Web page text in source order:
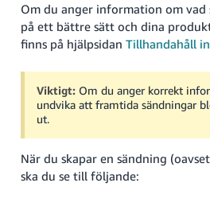
Om du anger information om
på ett bättre sätt och dina
finns på hjälpsidan Tillhandahåll
Viktigt: Om du anger korrekt
undvika att framtida sändningar
ut.
När du skapar en sändning
ska du se till följande: